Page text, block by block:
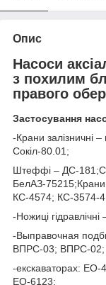
Опис
Насоси
з похилим
правого
Застосування
-Крани залізничні
Сокіл-80.01;
Штеффі – ДС-
БелАЗ-
КС-4574; КС-3574-
-Ножиці
-Выправочная
ВПРС-03; ВПРС-
-екскаваторах:
ЕО-6123;